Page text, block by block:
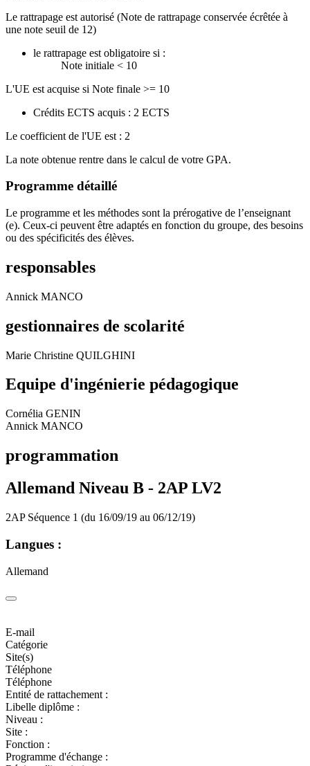
Le rattrapage est autorisé (Note de rattrapage conservée écrêtée à
une note seuil de 12)
le rattrapage est obligatoire si :
Note initiale < 10
L'UE est acquise si Note finale >= 10
Crédits ECTS acquis : 2 ECTS
Le coefficient de l'UE est : 2
La note obtenue rentre dans le calcul de votre GPA.
Programme détaillé
Le programme et les méthodes sont la prérogative de l’enseignant
(e). Ceux-ci peuvent être adaptés en fonction du groupe, des besoins
ou des spécificités des élèves.
responsables
Annick MANCO
gestionnaires de scolarité
Marie Christine QUILGHINI
Equipe d'ingénierie pédagogique
Cornélia GENIN
Annick MANCO
programmation
Allemand Niveau B - 2AP LV2
2AP Séquence 1 (du 16/09/19 au 06/12/19)
Langues :
Allemand
E-mail
Catégorie
Site(s)
Téléphone
Téléphone
Entité de rattachement :
Libelle diplôme :
Niveau :
Site :
Fonction :
Programme d'échange :